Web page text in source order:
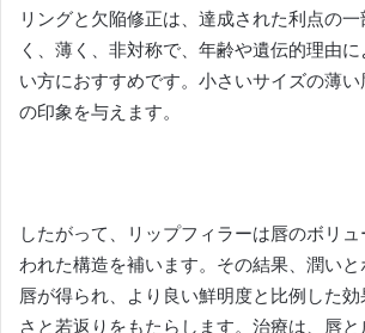
リングと欠陥修正は、達成された利点の一
く、薄く、非対称で、年齢や遺伝的理由
い方におすすめです。 小さいサイズの薄
の印象を与えます。
したがって、リップフィラーは唇のボリ
われた構造を補います。 その結果、潤い
唇が得られ、より良い鮮明度と比例した
さと若返りをもたらします。 治療は、唇